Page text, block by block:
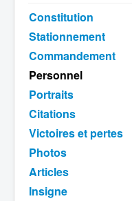
Organisation
Avions
Personnels
Doctrines
Batailles
Les As
Cahiers des As
Constitution
Stationnement
Commandement
Personnel
Portraits
Citations
Victoires et pertes
Photos
Articles
Insigne